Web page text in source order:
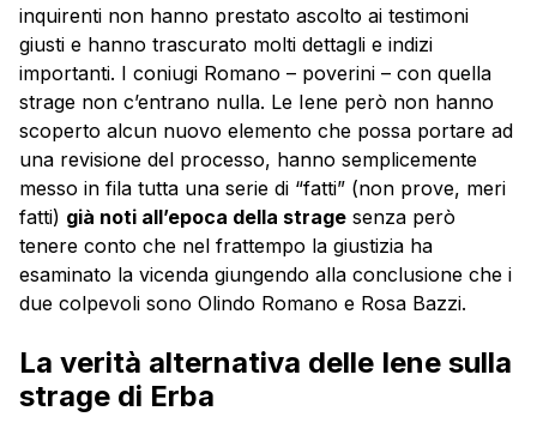
inquirenti non hanno prestato ascolto ai testimoni
giusti e hanno trascurato molti dettagli e indizi
importanti. I coniugi Romano – poverini – con quella
strage non c’entrano nulla. Le Iene però non hanno
scoperto alcun nuovo elemento che possa portare ad
una revisione del processo, hanno semplicemente
messo in fila tutta una serie di “fatti” (non prove, meri
fatti) già noti all’epoca della strage senza però
tenere conto che nel frattempo la giustizia ha
esaminato la vicenda giungendo alla conclusione che i
due colpevoli sono Olindo Romano e Rosa Bazzi.
La verità alternativa delle Iene sulla
strage di Erba